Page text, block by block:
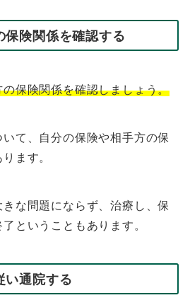
険関係を確認する
保険関係を確認しましょう。
て、自分の保険や相手方の保
ます。
な問題にならず、治療し、保
ということもあります。
通院する